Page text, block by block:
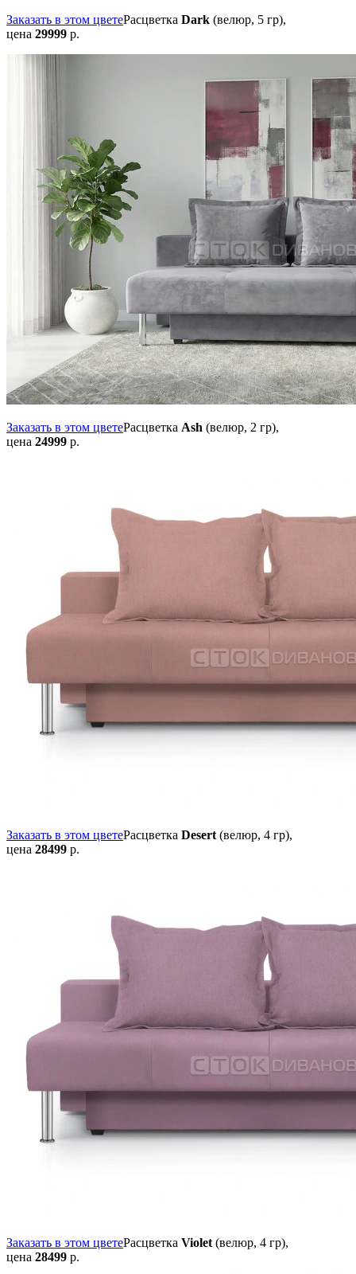
Заказать в этом цветеРасцветка Dark (велюр, 5 гр),
цена 29999 р.
Заказать в этом цветеРасцветка Ash (велюр, 2 гр),
цена 24999 р.
Заказать в этом цветеРасцветка Desert(велюр, 4 гр),
цена 28499 р.
Заказать в этом цветеРасцветка Violet(велюр, 4 гр),
цена 28499 р.